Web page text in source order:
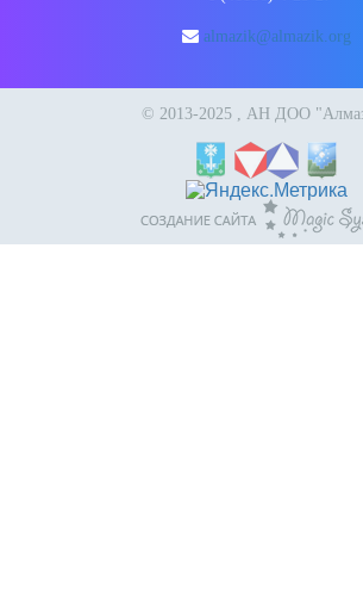
almazik@almazik.org
© 2013-2025 , АН ДОО